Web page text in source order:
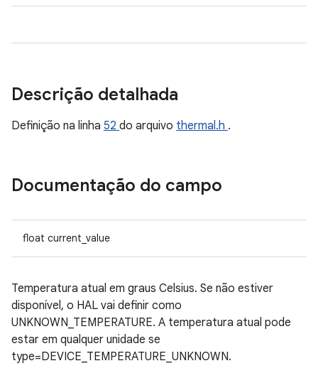
Descrição detalhada
Definição na linha 52 do arquivo thermal.h .
Documentação do campo
float current_value
Temperatura atual em graus Celsius. Se não estiver
disponível, o HAL vai definir como
UNKNOWN_TEMPERATURE. A temperatura atual pode
estar em qualquer unidade se
type=DEVICE_TEMPERATURE_UNKNOWN.